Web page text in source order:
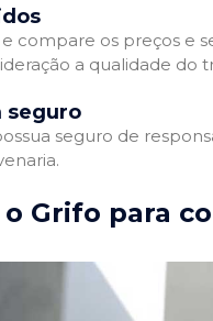
compare os preços e
a qualidade do
seguro
seguro de
Grifo para